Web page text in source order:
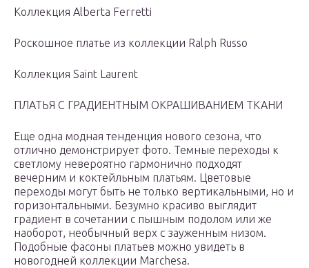
Коллекция Alberta Ferretti
Роскошное платье из коллекции Ralph Russo
Коллекция Saint Laurent
ПЛАТЬЯ С ГРАДИЕНТНЫМ ОКРАШИВАНИЕМ ТКАНИ
Еще одна модная тенденция нового сезона, что
отлично демонстрирует фото. Темные переходы к
светлому невероятно гармонично подходят
вечерним и коктейльным платьям. Цветовые
переходы могут быть не только вертикальными, но и
горизонтальными. Безумно красиво выглядит
градиент в сочетании с пышным подолом или же
наоборот, необычный верх с зауженным низом.
Подобные фасоны платьев можно увидеть в
новогодней коллекции Marchesa.